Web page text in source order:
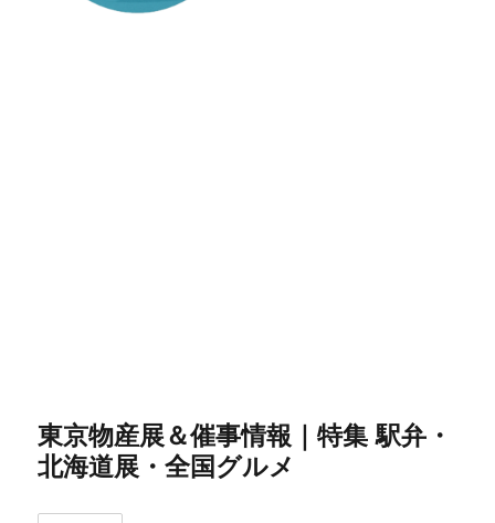
東京物産展＆催事情報｜特集 駅弁・
北海道展・全国グルメ